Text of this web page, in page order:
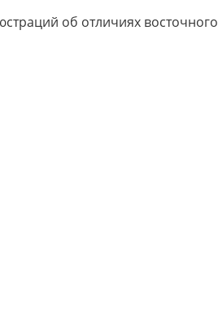
об отличиях восточного